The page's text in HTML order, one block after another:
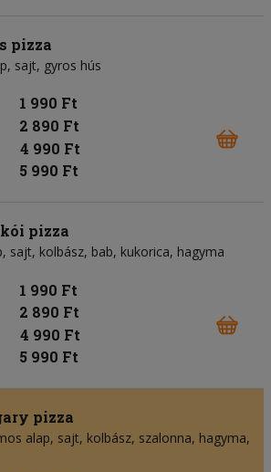
pizza
sajt gyros hús
1 990 Ft
2 890 Ft
4 990 Ft
5 990 Ft
pizza
sajt kolbász bab kukorica hagyma
1 990 Ft
2 890 Ft
4 990 Ft
5 990 Ft
pizza
alap sajt kolbász szalonna hagyma